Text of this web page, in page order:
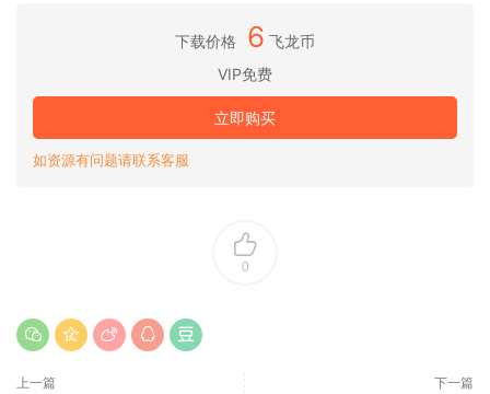
下载价格 6 飞龙币
VIP免费
立即购买
如资源有问题请联系客服
0
上一篇 下一篇